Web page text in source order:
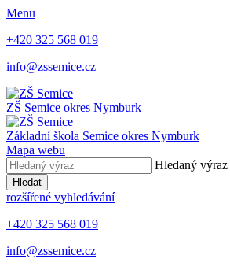
Menu
+420 325 568 019
info@zssemice.cz
ZŠ Semice okres Nymburk
Základní škola Semice okres Nymburk
Mapa webu
Hledaný výraz
Hledat
rozšířené vyhledávání
+420 325 568 019
info@zssemice.cz